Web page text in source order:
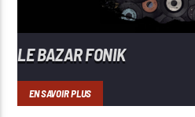
LE BAZAR FONIK
EN SAVOIR PLUS